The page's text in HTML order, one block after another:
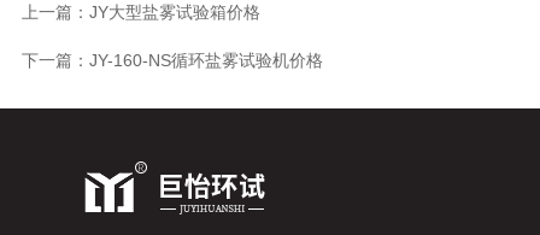
上一篇： JY大型盐雾试验箱价格
下一篇： JY-160-NS循环盐雾试验机价格